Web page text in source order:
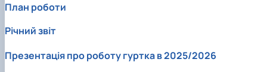
План роботи
Річний звіт
Презентаціяпро роботу гуртка в 2025/2026